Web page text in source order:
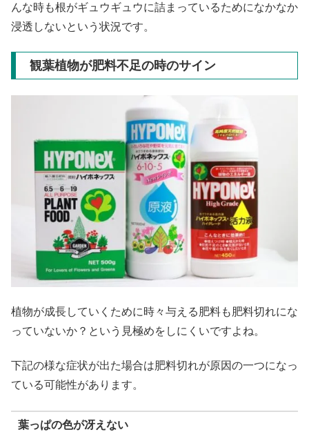
んな時も根がギュウギュウに詰まっているためになかなか
浸透しないという状況です。
観葉植物が肥料不足の時のサイン
植物が成長していくために時々与える肥料も肥料切れにな
っていないか？という見極めをしにくいですよね。
下記の様な症状が出た場合は肥料切れが原因の一つになっ
ている可能性があります。
葉っぱの色が冴えない